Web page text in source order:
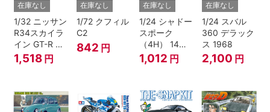
在庫なし
1/32 ニッサン
R34スカイラ
イン GT-R ニ
ュル(ミレニア
ムジェイド)
1,518 円
在庫なし
1/72 クフィル
C2
842 円
在庫なし
1/24 シャドー
スポーク
（4H） 14イ
ンチ
1,012 円
在庫なし
1/24 スバル
360 デラック
ス 1968
2,100 円